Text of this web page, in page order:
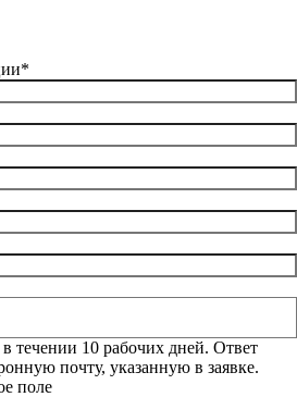
в течении 10 рабочих дней. Ответ
почту, указанную в заявке.
поле